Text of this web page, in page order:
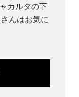
カルタの下
んはお気に